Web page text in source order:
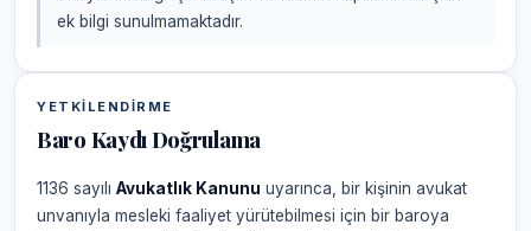
ek bilgi sunulmamaktadır.
YETKILENDIRME
Baro Kaydı Doğrulama
1136 sayılı Avukatlık Kanunu uyarınca, bir kişinin avukat
unvanıyla mesleki faaliyet yürütebilmesi için bir baroya